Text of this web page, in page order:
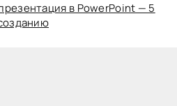
в PowerPoint — 5